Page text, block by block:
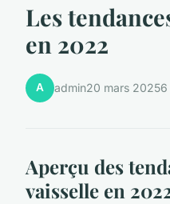
Les
en 2022
A admin20 mars 20256
Aperçu des
vaisselle en